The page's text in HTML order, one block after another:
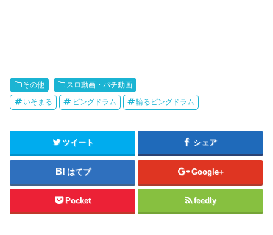
その他 スロ動画・パチ動画
いそまる ピングドラム 輪るピングドラム
ツイート シェア
はてブ Google+
Pocket feedly